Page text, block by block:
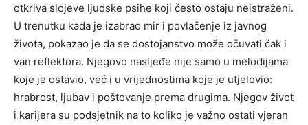
otkriva slojeve ljudske psihe koji često ostaju neistraženi.
U trenutku kada je izabrao mir i povlačenje iz javnog
života, pokazao je da se dostojanstvo može očuvati čak i
van reflektora. Njegovo nasljeđe nije samo u melodijama
koje je ostavio, već i u vrijednostima koje je utjelovio:
hrabrost, ljubav i poštovanje prema drugima. Njegov život
i karijera su podsjetnik na to koliko je važno ostati vjeran